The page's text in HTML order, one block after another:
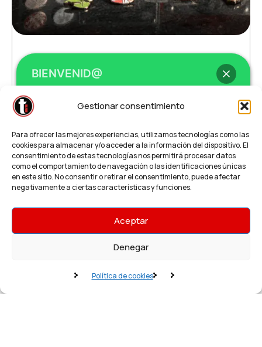
Gestionar consentimiento
Para ofrecer las mejores experiencias, utilizamos tecnologías como las
cookies para almacenar y/o acceder a la información del dispositivo. El
consentimiento de estas tecnologías nos permitirá procesar datos
como el comportamiento de navegación o las identificaciones únicas
en este sitio. No consentir o retirar el consentimiento, puede afectar
negativamente a ciertas características y funciones.
Aceptar
Denegar
Política de cookies
Pines / Chapas Urgentes
© Teleimprenta.net | Todos los derechos
reservados
BIENVENID@
Regalalia
¿Necesitas un presupuesto o impresión
¿Cómo podemos ayudarte?